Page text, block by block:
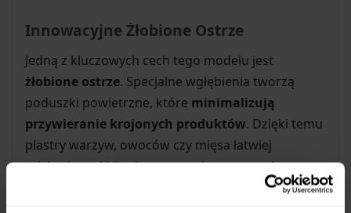
Innowacyjne Żłobione Ostrze
Jedną z kluczowych cech tego modelu jest
żłobione ostrze. Specjalne wgłębienia tworzą
poduszki powietrzne, które minimalizują
przywieranie krojonych produktów. Dzięki temu
plastry warzyw, owoców czy mięsa łatwiej
odchodzą od klingi, co przyspiesza pracę i